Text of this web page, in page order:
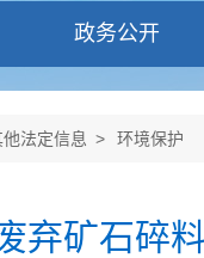
政务公开
他法定信息 > 环境保护
弃矿石碎